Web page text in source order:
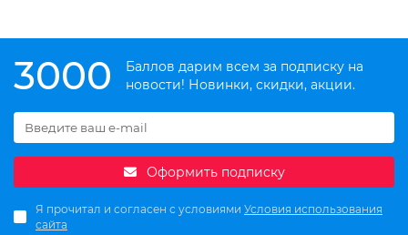
3000
Баллов дарим всем за подписку на
новости! Новинки, скидки, акции.
Оформить подписку
Я прочитал и согласен с условиями Условия использования
сайта